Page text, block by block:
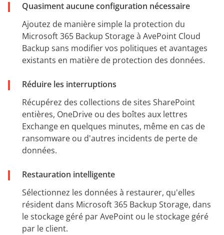
Quasiment aucune configuration nécessaire
Ajoutez de manière simple la protection du
Microsoft 365 Backup Storage à AvePoint Cloud
Backup sans modifier vos politiques et avantages
existants en matière de protection des données.
Réduire les interruptions
Récupérez des collections de sites SharePoint
entières, OneDrive ou des boîtes aux lettres
Exchange en quelques minutes, même en cas de
ransomware ou d'autres incidents de perte de
données.
Restauration intelligente
Sélectionnez les données à restaurer, qu'elles
résident dans Microsoft 365 Backup Storage, dans
le stockage géré par AvePoint ou le stockage géré
par le client.